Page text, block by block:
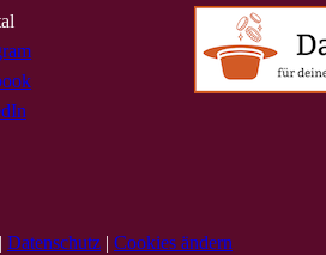
| Datenschutz | Cookies ändern